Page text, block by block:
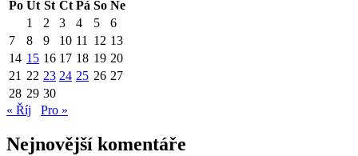
Po Út St Čt Pá So Ne
1
2 3 4 5
6
7
8 9 10 11 12 13
14 15 16 17 18 19 20
21 22 23 24 25 26 27
28 29 30
« Říj
Pro »
Nejnovější komentáře